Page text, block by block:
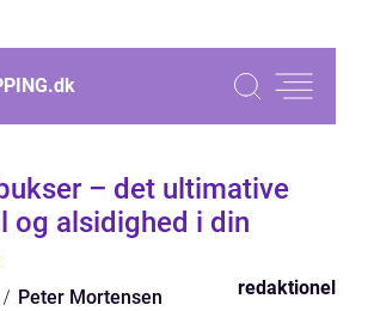
dk
– det ultimative
og alsidighed i din
Peter Mortensen redaktionel